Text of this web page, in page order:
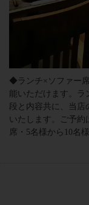
◆ランチ×ソファー
能いただけます。ラ
段と内容共に、当店
いたします。ご予約
席・5名様から10名